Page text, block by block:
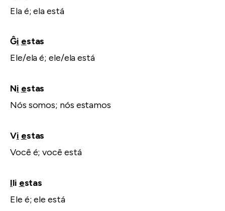
Ela é; ela está
Ĝi estas
Ele/ela é; ele/ela está
Ni estas
Nós somos; nós estamos
Vi estas
Você é; você está
Ili estas
Ele é; ele está